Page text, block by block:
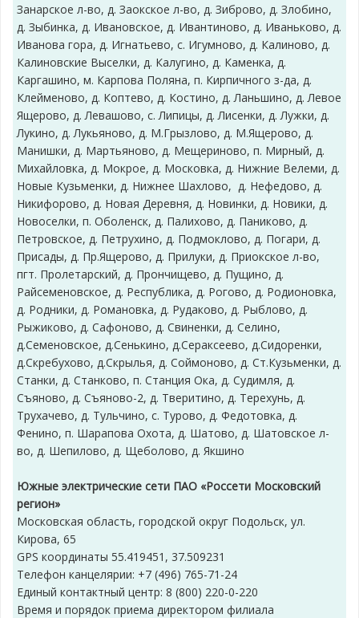
Занарское л-во, д. Заокское л-во, д. Зиброво, д. Злобино,
д. Зыбинка, д. Ивановское, д. Ивантиново, д. Иваньково, д.
Иванова гора, д. Игнатьево, с. Игумново, д. Калиново, д.
Калиновские Выселки, д. Калугино, д. Каменка, д.
Каргашино, м. Карпова Поляна, п. Кирпичного з-да, д.
Клейменово, д. Коптево, д. Костино, д. Ланьшино, д. Левое
Ящерово, д. Левашово, с. Липицы, д. Лисенки, д. Лужки, д.
Лукино, д. Лукьяново, д. М.Грызлово, д. М.Ящерово, д.
Манишки, д. Мартьяново, д. Мещериново, п. Мирный, д.
Михайловка, д. Мокрое, д. Московка, д. Нижние Велеми, д.
Новые Кузьменки, д. Нижнее Шахлово, д. Нефедово, д.
Никифорово, д. Новая Деревня, д. Новинки, д. Новики, д.
Новоселки, п. Оболенск, д. Палихово, д. Паниково, д.
Петровское, д. Петрухино, д. Подмоклово, д. Погари, д.
Присады, д. Пр.Ящерово, д. Прилуки, д. Приокское л-во,
пгт. Пролетарский, д. Прончищево, д. Пущино, д.
Райсеменовское, д. Республика, д. Рогово, д. Родионовка,
д. Родники, д. Романовка, д. Рудаково, д. Рыблово, д.
Рыжиково, д. Сафоново, д. Свиненки, д. Селино,
д.Семеновское, д.Сенькино, д.Сераксеево, д.Сидоренки,
д.Скребухово, д.Скрылья, д. Соймоново, д. Ст.Кузьменки, д.
Станки, д. Станково, п. Станция Ока, д. Судимля, д.
Съяново, д. Съяново-2, д. Тверитино, д. Терехунь, д.
Трухачево, д. Тульчино, с. Турово, д. Федотовка, д.
Фенино, п. Шарапова Охота, д. Шатово, д. Шатовское л-
во, д. Шепилово, д. Щеболово, д. Якшино
Южные электрические сети ПАО «Россети Московский
регион»
Московская область, городской округ Подольск, ул.
Кирова, 65
GPS координаты 55.419451, 37.509231
Телефон канцелярии: +7 (496) 765-71-24
Единый контактный центр: 8 (800) 220-0-220
Время и порядок приема директором филиала